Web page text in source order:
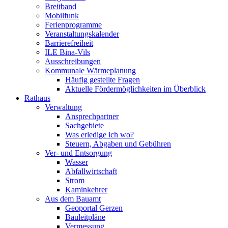
Breitband
Mobilfunk
Ferienprogramme
Veranstaltungskalender
Barrierefreiheit
ILE Bina-Vils
Ausschreibungen
Kommunale Wärmeplanung
Häufig gestellte Fragen
Aktuelle Fördermöglichkeiten im Überblick
Rathaus
Verwaltung
Ansprechpartner
Sachgebiete
Was erledige ich wo?
Steuern, Abgaben und Gebühren
Ver- und Entsorgung
Wasser
Abfallwirtschaft
Strom
Kaminkehrer
Aus dem Bauamt
Geoportal Gerzen
Bauleitpläne
Vermessung